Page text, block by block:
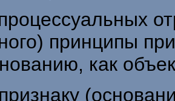
принципы
как